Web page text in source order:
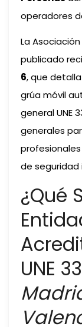
operadores
La
publicado
6, que
grúa móvil
general UNE
generales
de seguridad
¿Qué
UNE